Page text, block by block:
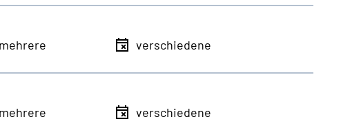
mehrere verschiedene
mehrere verschiedene